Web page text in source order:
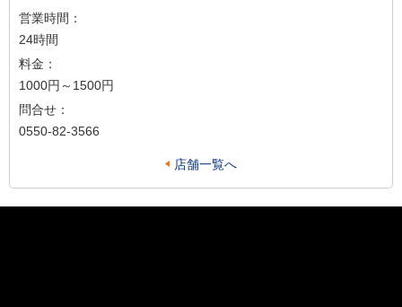
営業時間：
24時間
料金：
1000円～1500円
問合せ：
0550-82-3566
店舗一覧へ